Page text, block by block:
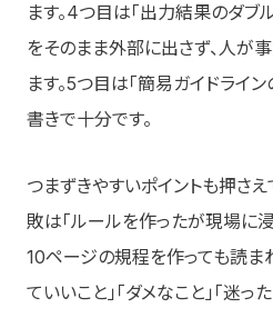
ます。4つ目は「出力結果のダブ
をそのまま外部に出さず、人が
ます。5つ目は「簡易ガイドライ
書きで十分です。
つまずきやすいポイントも押さえ
敗は「ルールを作ったが現場に浸
10ページの規程を作っても読ま
ていいこと」「ダメなこと」「迷